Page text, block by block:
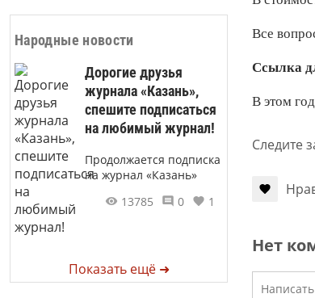
Народные новости
Дорогие друзья
журнала «Казань»,
спешите подписаться
на любимый журнал!
Продолжается подписка
на журнал «Казань»
13785
0 1
Показать ещё ➜
Все
Ссылка
В этом
Следите
Нет